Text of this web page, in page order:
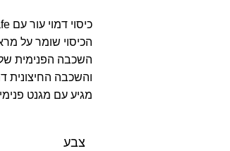
כיסוי דמוי עור עם MagSafe מובנה,
הכיסוי שומר על
השכבה הפנימית של
והשכבה החיצונית
מגיע עם מגנט
צבע